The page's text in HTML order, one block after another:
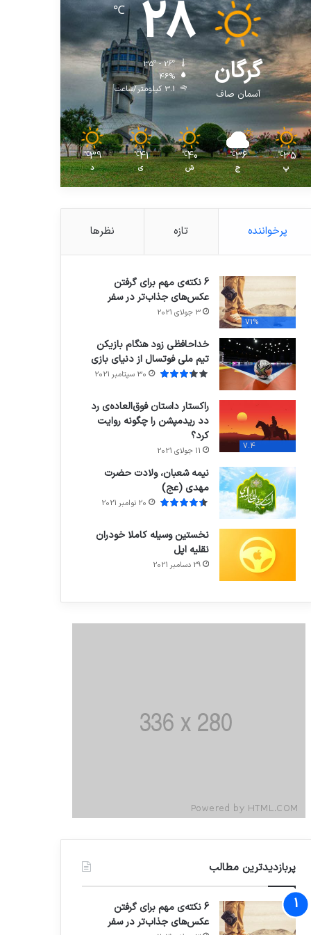
گرگان
آسمان صاف
28
℃
35º - 26º
46%
3.1 کیلومتر/ساعت
35
℃
پ
36
℃
ج
40
℃
ش
41
℃
ی
39
℃
د
پرخواننده تازه نظرها
71%
6 نکته‌ی مهم برای گرفتن
عکس‌های جذاب‌تر در سفر
3 جولای 2021
خداحافظی زود هنگام بازیکن
تیم ملی فوتسال از دنیای بازی
30 سپتامبر 2021
7.4
راکستار داستان فوق‌العاده‌ی رد
دد ریدمپشن را چگونه روایت
کرد؟
11 جولای 2021
نیمه شعبان، ولادت حضرت
مهدی (عج)
20 نوامبر 2021
نخستین وسیله کاملا خودران
نقلیه اپل
29 دسامبر 2021
پربازدیدترین مطالب
6 نکته‌ی مهم برای گرفتن
عکس‌های جذاب‌تر در سفر